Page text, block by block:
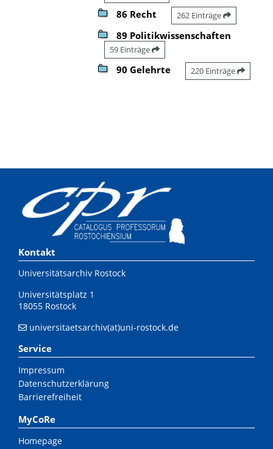
86 Recht 262 Einträge
89 Politikwissenschaften
59 Einträge
90 Gelehrte 220 Einträge
Kontakt
Universitätsarchiv Rostock
Universitätsplatz 1
18055 Rostock
universitaetsarchiv(at)uni-rostock.de
Service
Impressum
Datenschutzerklärung
Barrierefreiheit
MyCoRe
Homepage